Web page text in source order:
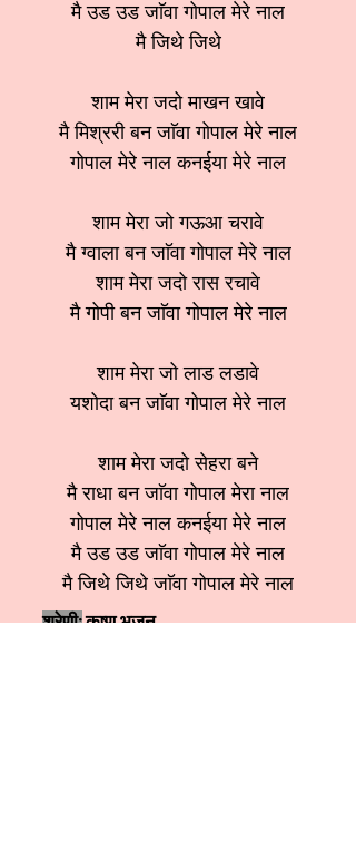
मै उड उड जाॅवा गोपाल मेरे नाल
मै जिथे जिथे
शाम मेरा जदो माखन खावे
मै मिश्ररी बन जाॅवा गोपाल मेरे नाल
गोपाल मेरे नाल कनईया मेरे नाल
शाम मेरा जो गऊआ चरावे
मै ग्वाला बन जाॅवा गोपाल मेरे नाल
शाम मेरा जदो रास रचावे
मै गोपी बन जाॅवा गोपाल मेरे नाल
शाम मेरा जो लाड लडावे
यशोदा बन जाॅवा गोपाल मेरे नाल
शाम मेरा जदो सेहरा बने
मै राधा बन जाॅवा गोपाल मेरा नाल
गोपाल मेरे नाल कनईया मेरे नाल
मै उड उड जाॅवा गोपाल मेरे नाल
मै जिथे जिथे जाॅवा गोपाल मेरे नाल
श्रेणी:कृष्ण भजन